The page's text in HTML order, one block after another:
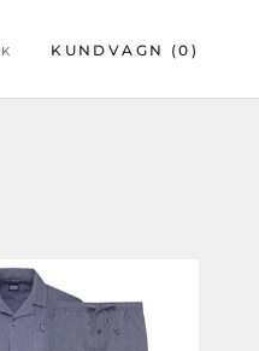
KUNDVAGN (0 )